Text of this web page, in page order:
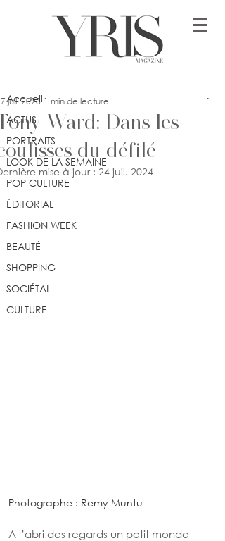
Accueil
ACTUS
PORTRAITS
LOOK DE LA SEMAINE
POP CULTURE
ÉDITORIAL
FASHION WEEK
BEAUTÉ
SHOPPING
SOCIÉTAL
CULTURE
Ward: Dans les
du défilé
juil. 2023 1 min de lecture
mise à jour : 24 juil. 2024
Photographe : Remy Muntu
A l’abri des regards un petit monde